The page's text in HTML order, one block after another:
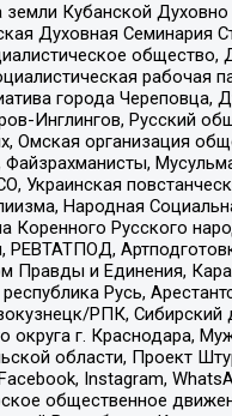
Кубанской
Духовная Семинария
рабочая
города
Инглингов, Русский
Омская организация
Народная
Русского
РЕВТАТПОД,
и Единения,
Русь,
РПК,
округа г. Краснодара,
области, Проект
Instagram,
общественное